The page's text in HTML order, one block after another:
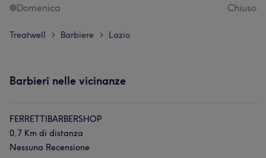
Domenica
Chiuso
Treatwell > Barbiere > Lazio
Barbieri nelle vicinanze
FERRETTIBARBERSHOP
0,7 Km di distanza
Nessuna Recensione